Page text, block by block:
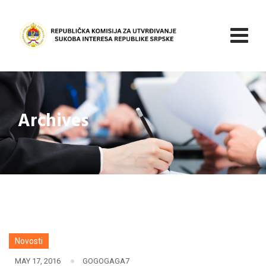
content
Archives
Novosti
MAY 17, 2016 GOGOGAGA7